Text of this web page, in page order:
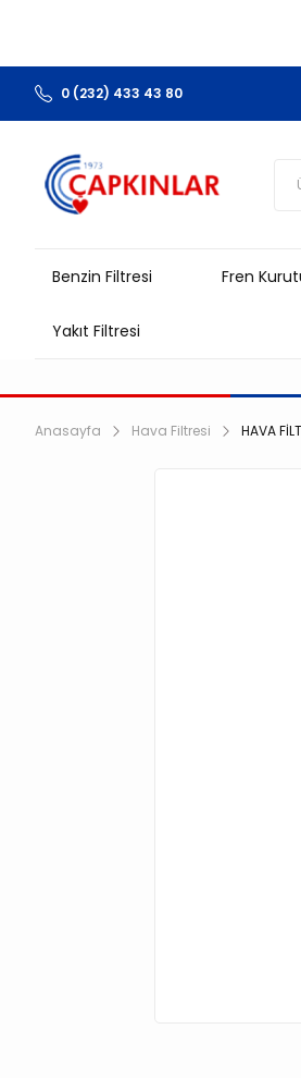
0 (232) 433 43 80
Benzin Filtresi Fren
Yakıt Filtresi
Anasayfa Hava Filtresi HAVA